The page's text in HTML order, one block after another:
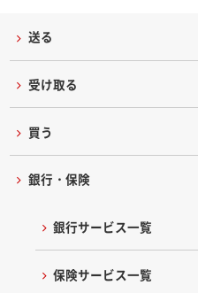
送る
受け取る
買う
銀行・保険
銀行サービス一覧
保険サービス一覧